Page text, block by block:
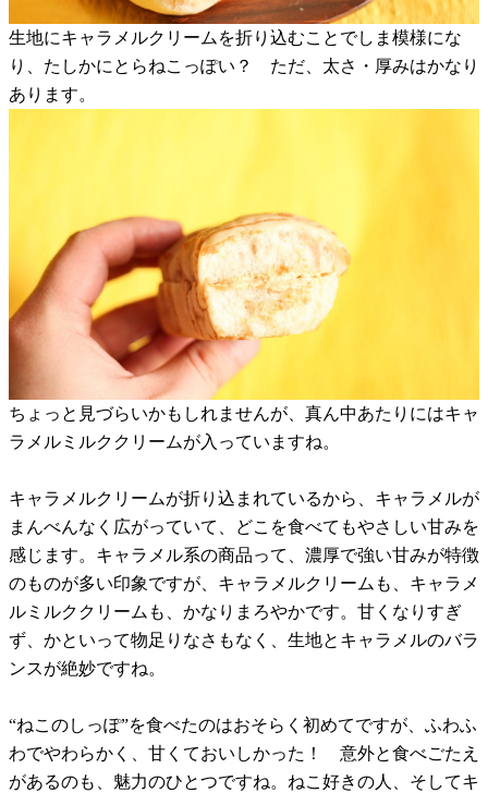
生地にキャラメルクリームを折り込むことでしま模様にな
り、たしかにとらねこっぽい？ ただ、太さ・厚みはかなり
あります。
ちょっと見づらいかもしれませんが、真ん中あたりにはキャ
ラメルミルククリームが入っていますね。
キャラメルクリームが折り込まれているから、キャラメルが
まんべんなく広がっていて、どこを食べてもやさしい甘みを
感じます。キャラメル系の商品って、濃厚で強い甘みが特徴
のものが多い印象ですが、キャラメルクリームも、キャラメ
ルミルククリームも、かなりまろやかです。甘くなりすぎ
ず、かといって物足りなさもなく、生地とキャラメルのバラ
ンスが絶妙ですね。
“ねこのしっぽ”を食べたのはおそらく初めてですが、ふわふ
わでやわらかく、甘くておいしかった！ 意外と食べごたえ
があるのも、魅力のひとつですね。ねこ好きの人、そしてキ